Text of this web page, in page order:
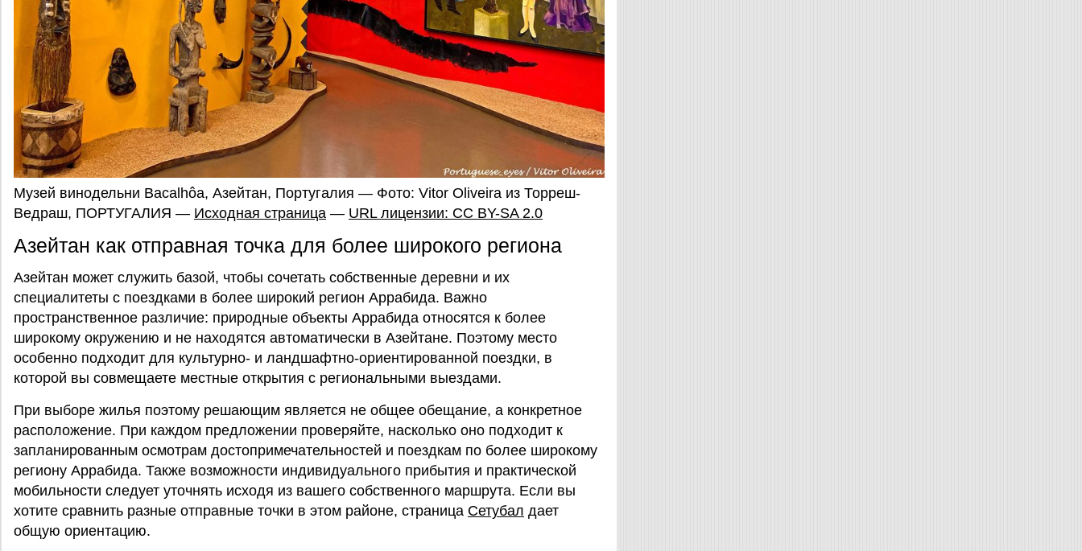
Музей винодельни Bacalhôa, Азейтан, Португалия — Фото: Vitor Oliveira из Торреш-
Ведраш, ПОРТУГАЛИЯ — Исходная страница — URL лицензии: CC BY-SA 2.0
Азейтан как отправная точка для более широкого региона
Азейтан может служить базой, чтобы сочетать собственные деревни и их
специалитеты с поездками в более широкий регион Аррабида. Важно
пространственное различие: природные объекты Аррабида относятся к более
широкому окружению и не находятся автоматически в Азейтaне. Поэтому место
особенно подходит для культурно- и ландшафтно-ориентированной поездки, в
которой вы совмещаете местные открытия с региональными выездами.
При выборе жилья поэтому решающим является не общее обещание, а конкретное
расположение. При каждом предложении проверяйте, насколько оно подходит к
запланированным осмотрам достопримечательностей и поездкам по более широкому
региону Аррабида. Также возможности индивидуального прибытия и практической
мобильности следует уточнять исходя из вашего собственного маршрута. Если вы
хотите сравнить разные отправные точки в этом районе, страница Сетубал дает
общую ориентацию.